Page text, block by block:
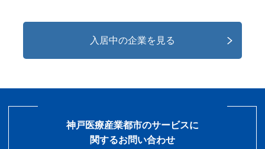
入居中の企業を見る
神戸医療産業都市のサービスに
関するお問い合わせ